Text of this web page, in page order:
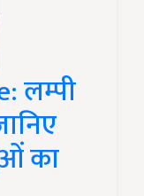
लम्पी
का